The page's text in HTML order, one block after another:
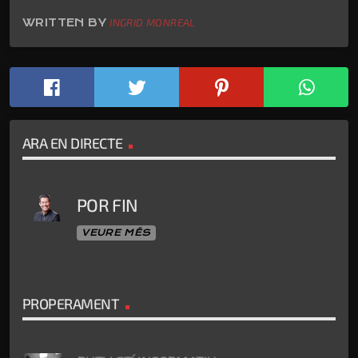
WRITTEN BYINGRID MONREAL
ARA EN DIRECTE
POR FIN
VEURE MÉS
PROPERAMENT